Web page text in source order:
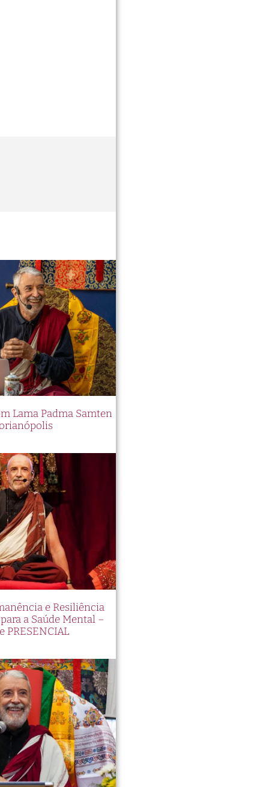
Lama Padma Samten
e Resiliência
a Saúde Mental –
PRESENCIAL